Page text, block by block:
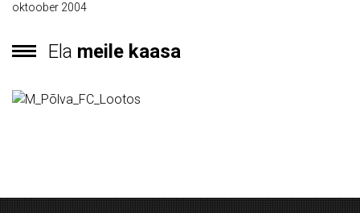
oktoober 2004
Ela meile kaasa